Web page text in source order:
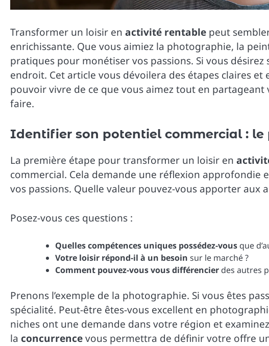
Transformer un loisir en activité rentable peut
enrichissante. Que vous aimiez la photographie, la
pratiques pour monétiser vos passions. Si vous
endroit. Cet article vous dévoilera des étapes claires
pouvoir vivre de ce que vous aimez tout en
faire.
Identifier son potentiel commercial :
La première étape pour transformer un loisir en
commercial. Cela demande une réflexion approfondie
vos passions. Quelle valeur pouvez-vous apporter aux
Posez-vous ces questions :
Quelles compétences uniques possédez-vous que
Votre loisir répond-il à un besoin sur le marché ?
Comment pouvez-vous vous différencier des autres
Prenons l’exemple de la photographie. Si vous êtes
spécialité. Peut-être êtes-vous excellent en
niches ont une demande dans votre région et
la concurrencevous permettra de définir votre offre